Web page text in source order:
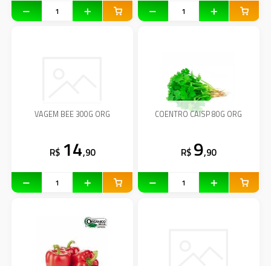
VAGEM BEE 300G ORG
R$ 14,90
COENTRO CAISP 80G ORG
R$ 9,90